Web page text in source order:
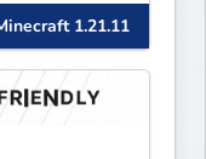
1.21.11